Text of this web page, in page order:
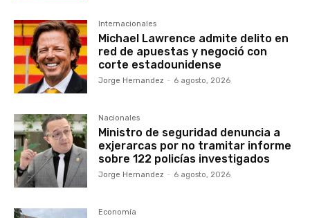
Internacionales
Michael Lawrence admite delito en
red de apuestas y negoció con
corte estadounidense
Jorge Hernandez - 6 agosto, 2026
Nacionales
Ministro de seguridad denuncia a
exjerarcas por no tramitar informe
sobre 122 policías investigados
Jorge Hernandez - 6 agosto, 2026
Economía